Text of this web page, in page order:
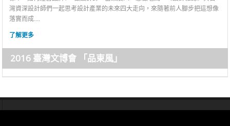
灣資深設計師們一起思考設計產業的未來四大走向，來隨著前人腳步把這想像
落實而成....
了解更多
2016 臺灣文博會 「品東風」